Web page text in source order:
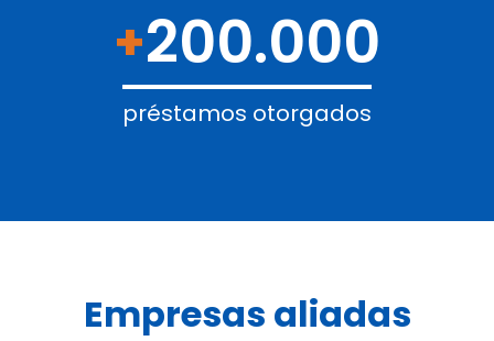
+200.000
préstamos otorgados
Empresas aliadas